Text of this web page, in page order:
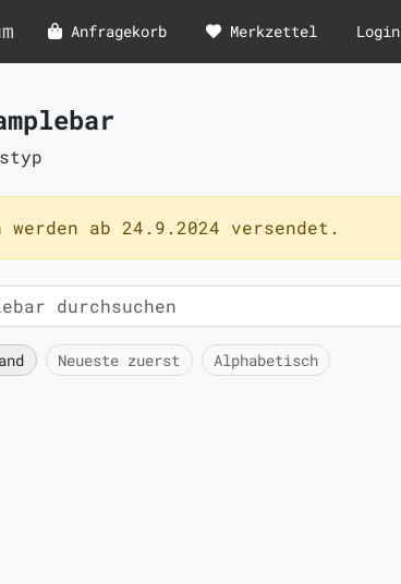
Anfragekorb Merkzettel Login
werden ab 24.9.2024 versendet.
Neueste zuerst Alphabetisch